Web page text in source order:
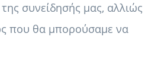
συνείδησής μας, αλλιώς
που θα μπορούσαμε να